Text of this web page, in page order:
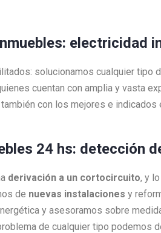
electricidad
solucionamos cualquier tipo
cuentan con amplia y vasta
con los mejores e
24 hs: detección
derivación a un cortocircuito, y
de nuevas instalaciones y
y asesoramos sobre
de cualquier tipo podemos